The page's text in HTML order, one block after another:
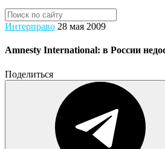
Интерправо 28 мая 2009
Amnesty International: в России
Поделиться